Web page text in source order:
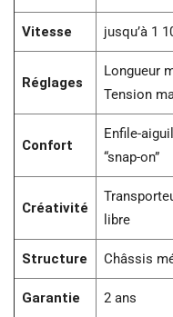
Vitesse jusqu’à 1
Réglages
Longueur
Tension
Confort
Enfile-
“snap-on”
Créativité
libre
Structure Châssis
Garantie
2 ans